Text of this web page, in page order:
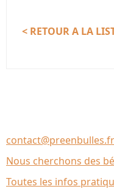
< RETOUR A LA
contact@preenbulles.fr
Nous cherchons des
Toutes les infos